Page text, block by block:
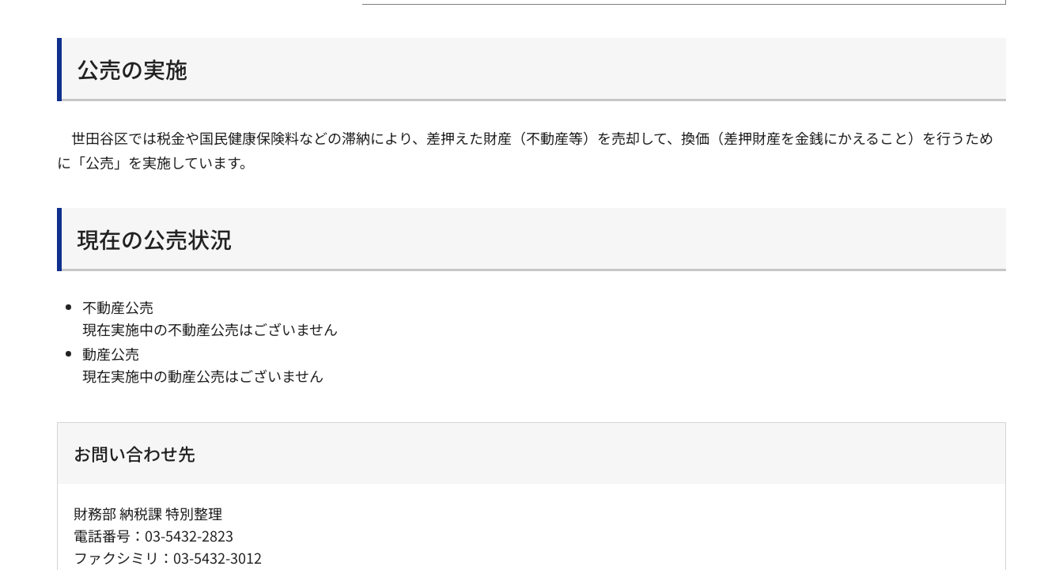
公売の実施
世田谷区では税金や国民健康保険料などの滞納により、差押えた財産（不動産等）を売却して、換価（差押財産を金銭にかえること）を行うため
に「公売」を実施しています。
現在の公売状況
不動産公売
現在実施中の不動産公売はございません
動産公売
現在実施中の動産公売はございません
お問い合わせ先
財務部 納税課 特別整理
電話番号：03-5432-2823
ファクシミリ：03-5432-3012